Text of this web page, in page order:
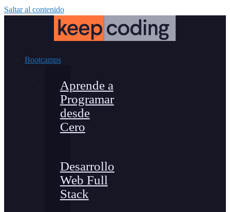
Saltar al contenido
Bootcamps
Aprende a
Programar
desde
Cero
Desarrollo
Web Full
Stack